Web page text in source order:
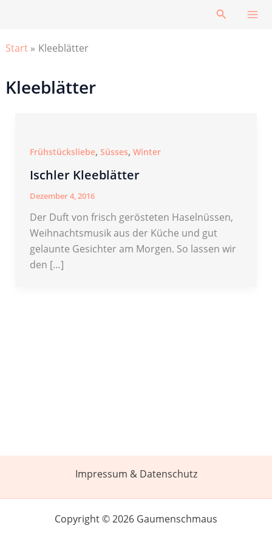
Suchen
Start Kleeblätter
Kleeblätter
Frühstücksliebe, Süsses, Winter
Ischler Kleeblätter
Dezember 4, 2016
Der Duft von frisch gerösteten Haselnüssen,
Weihnachtsmusik aus der Küche und gut
gelaunte Gesichter am Morgen. So lassen wir
den […]
Impressum & Datenschutz
Copyright © 2026 Gaumenschmaus